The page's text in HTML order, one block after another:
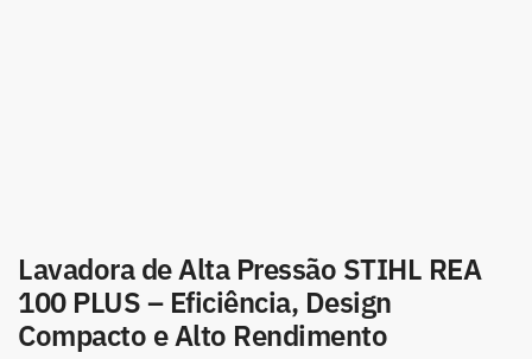
Lavadora de Alta Pressão STIHL REA
100 PLUS – Eficiência, Design
Compacto e Alto Rendimento